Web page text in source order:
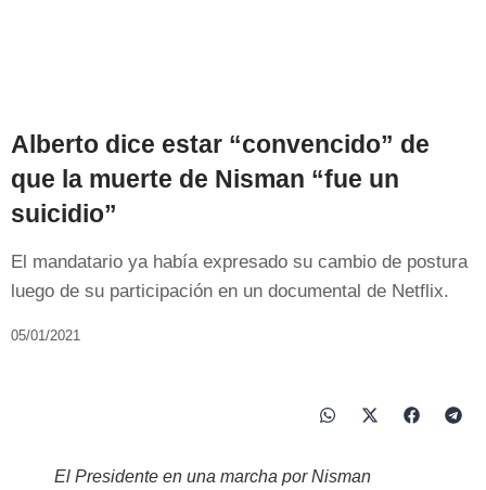
Alberto dice estar “convencido” de
que la muerte de Nisman “fue un
suicidio”
El mandatario ya había expresado su cambio de postura
luego de su participación en un documental de Netflix.
05/01/2021
El Presidente en una marcha por Nisman